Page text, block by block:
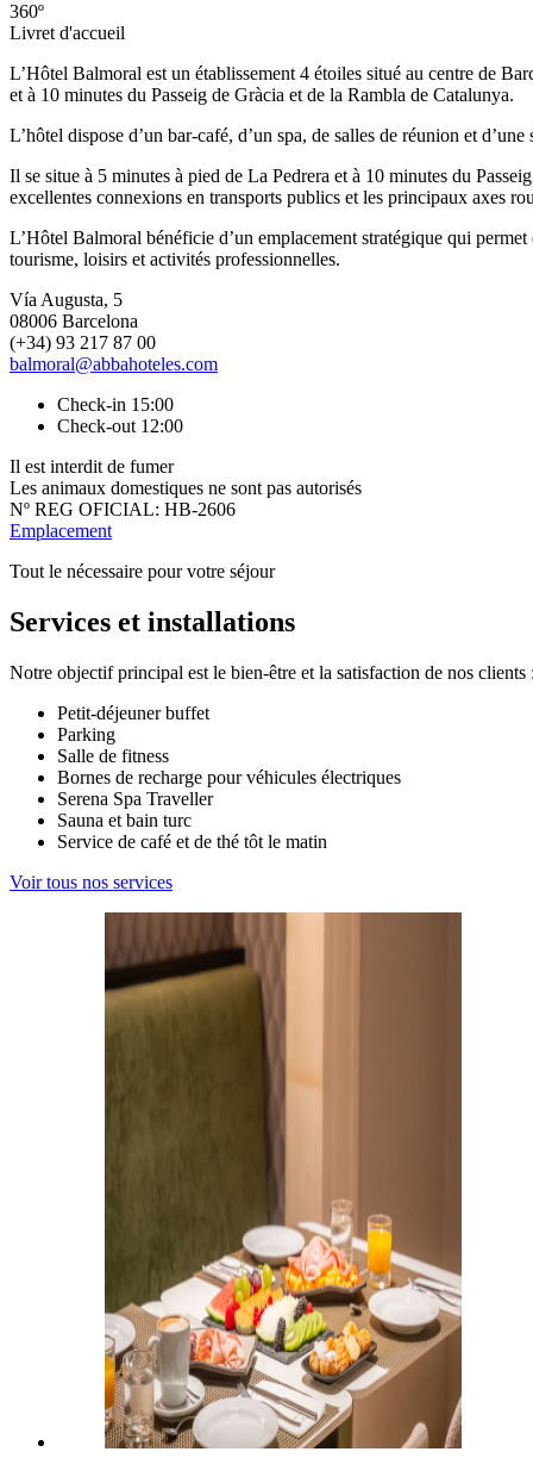
360º
Livret d'accueil
L’Hôtel Balmoral est un établissement 4 étoiles situé au centre de
et à 10 minutes du Passeig de Gràcia et de la Rambla de Catalunya.
L’hôtel dispose d’un bar-café, d’un spa, de salles de réunion et
Il se situe à 5 minutes à pied de La Pedrera et à 10 minutes du
excellentes connexions en transports publics et les principaux axes
L’Hôtel Balmoral bénéficie d’un emplacement stratégique qui
tourisme, loisirs et activités professionnelles.
Vía Augusta, 5
08006 Barcelona
(+34) 93 217 87 00
balmoral@abbahoteles.com
Check-in 15:00
Check-out 12:00
Il est interdit de fumer
Les animaux domestiques ne sont pas autorisés
Nº REG OFICIAL: HB-2606
Emplacement
Tout le nécessaire pour votre séjour
Services et installations
Notre objectif principal est le bien-être et la satisfaction de nos clients :
Petit-déjeuner buffet
Parking
Salle de fitness
Bornes de recharge pour véhicules électriques
Serena Spa Traveller
Sauna et bain turc
Service de café et de thé tôt le matin
Voir tous nos services